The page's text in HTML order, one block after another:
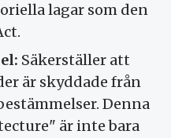
lagar som den
Säkerställer att
är skyddade från
Denna
är inte bara